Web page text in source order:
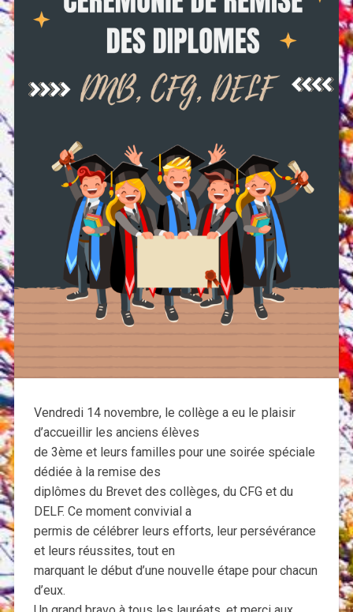
Vendredi 14 novembre, le collège a eu le plaisir
d’accueillir les anciens élèves
de 3ème et leurs familles pour une soirée spéciale
dédiée à la remise des
diplômes du Brevet des collèges, du CFG et du
DELF. Ce moment convivial a
permis de célébrer leurs efforts, leur persévérance
et leurs réussites, tout en
marquant le début d’une nouvelle étape pour chacun
d’eux.